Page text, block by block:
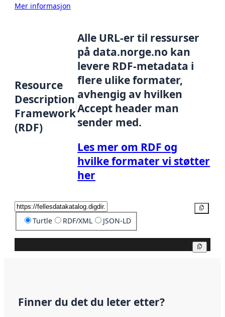
Mer informasjon
Resource
Description
Framework
(RDF)
Alle URL-er til ressurser
på data.norge.no kan
levere RDF-metadata i
flere ulike formater,
avhengig av hvilken
Accept header man
sender med.
Les mer om RDF og
hvilke formater vi støtter
her
Turtle RDF/XML JSON-LD
Finner du det du leter etter?